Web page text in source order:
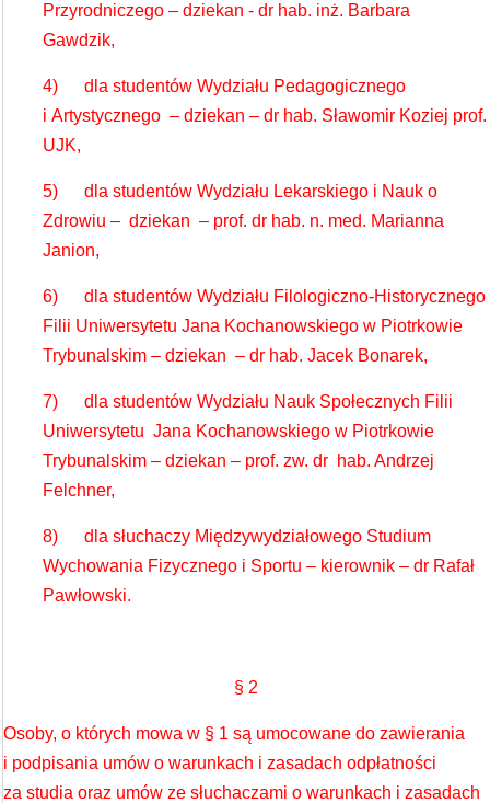
Przyrodniczego – dziekan - dr hab. inż. Barbara
Gawdzik,
4) dla studentów Wydziału Pedagogicznego
i Artystycznego – dziekan – dr hab. Sławomir Koziej prof.
UJK,
5) dla studentów Wydziału Lekarskiego i Nauk o
Zdrowiu – dziekan – prof. dr hab. n. med. Marianna
Janion,
6) dla studentów Wydziału Filologiczno-Historycznego
Filii Uniwersytetu Jana Kochanowskiego w Piotrkowie
Trybunalskim – dziekan – dr hab. Jacek Bonarek,
7) dla studentów Wydziału Nauk Społecznych Filii
Uniwersytetu Jana Kochanowskiego w Piotrkowie
Trybunalskim – dziekan – prof. zw. dr hab. Andrzej
Felchner,
8) dla słuchaczy Międzywydziałowego Studium
Wychowania Fizycznego i Sportu – kierownik – dr Rafał
Pawłowski.
§ 2
Osoby, o których mowa w § 1 są umocowane do zawierania
i podpisania umów o warunkach i zasadach odpłatności
za studia oraz umów ze słuchaczami o warunkach i zasadach